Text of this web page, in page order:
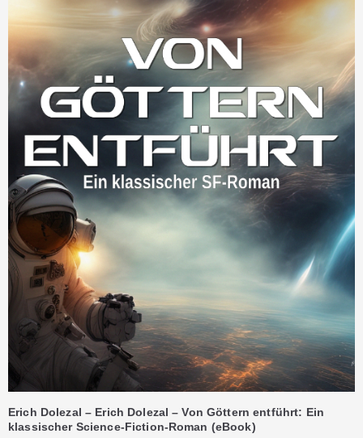
Erich Dolezal – Erich Dolezal – Von Göttern entführt: Ein
klassischer Science-Fiction-Roman (eBook)